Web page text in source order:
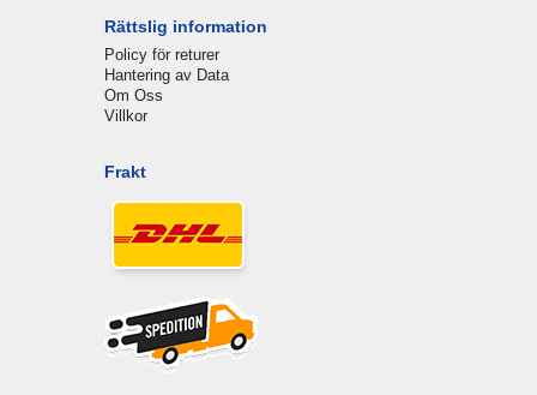
Rättslig information
Policy för returer
Hantering av Data
Om Oss
Villkor
Frakt